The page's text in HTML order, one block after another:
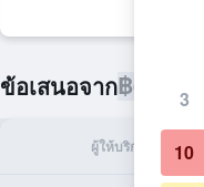
ข้อเสนอจาก฿6,052
ผู้ให้บริการ
3
10